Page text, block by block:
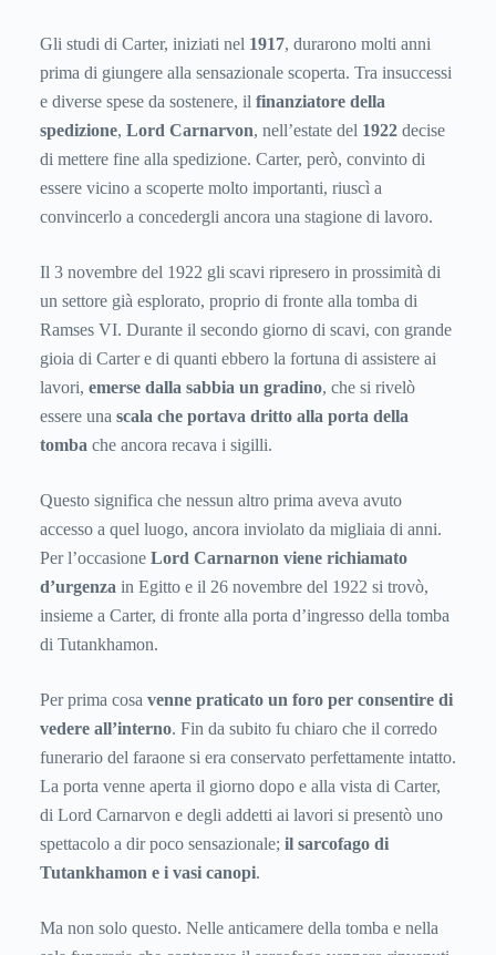
Gli studi di Carter, iniziati nel 1917, durarono molti anni
prima di giungere alla sensazionale scoperta. Tra insuccessi
e diverse spese da sostenere, il finanziatore della
spedizione, Lord Carnarvon, nell’estate del 1922 decise
di mettere fine alla spedizione. Carter, però, convinto di
essere vicino a scoperte molto importanti, riuscì a
convincerlo a concedergli ancora una stagione di lavoro.
Il 3 novembre del 1922 gli scavi ripresero in prossimità di
un settore già esplorato, proprio di fronte alla tomba di
Ramses VI. Durante il secondo giorno di scavi, con grande
gioia di Carter e di quanti ebbero la fortuna di assistere ai
lavori, emerse dalla sabbia un gradino, che si rivelò
essere una scala che portava dritto alla porta della
tomba che ancora recava i sigilli.
Questo significa che nessun altro prima aveva avuto
accesso a quel luogo, ancora inviolato da migliaia di anni.
Per l’occasione Lord Carnarnon viene richiamato
d’urgenza in Egitto e il 26 novembre del 1922 si trovò,
insieme a Carter, di fronte alla porta d’ingresso della tomba
di Tutankhamon.
Per prima cosa venne praticato un foro per consentire di
vedere all’interno. Fin da subito fu chiaro che il corredo
funerario del faraone si era conservato perfettamente intatto.
La porta venne aperta il giorno dopo e alla vista di Carter,
di Lord Carnarvon e degli addetti ai lavori si presentò uno
spettacolo a dir poco sensazionale; il sarcofago di
Tutankhamon e i vasi canopi.
Ma non solo questo. Nelle anticamere della tomba e nella